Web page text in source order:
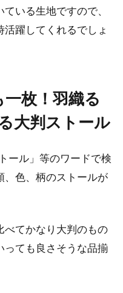
いる生地ですので、
躍してくれるでしょ
枚！羽織る
大判ストール
ール」等のワードで検
、色、柄のストールが
べてかなり大判のもの
っても良さそうな品揃